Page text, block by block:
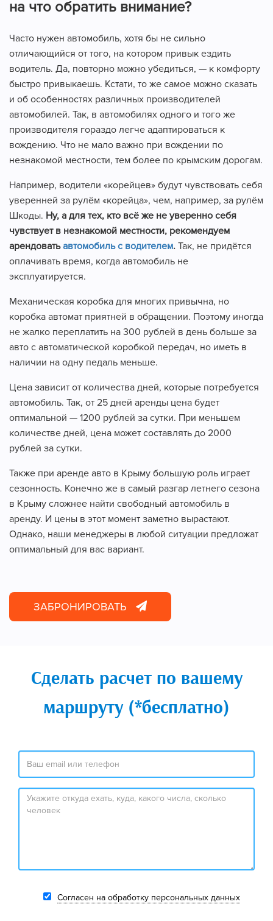
на что обратить внимание?
Часто нужен автомобиль, хотя бы не сильно
отличающийся от того, на котором привык ездить
водитель. Да, повторно можно убедиться, — к комфорту
быстро привыкаешь. Кстати, то же самое можно сказать
и об особенностях различных производителей
автомобилей. Так, в автомобилях одного и того же
производителя гораздо легче адаптироваться к
вождению. Что не мало важно при вождении по
незнакомой местности, тем более по крымским дорогам.
Например, водители «корейцев» будут чувствовать себя
уверенней за рулём «корейца», чем, например, за рулём
Шкоды. Ну, а для тех, кто всё же не уверенно себя
чувствует в незнакомой местности, рекомендуем
арендоватьавтомобиль с водителем. Так, не придётся
оплачивать время, когда автомобиль не
эксплуатируется.
Механическая коробка для многих привычна, но
коробка автомат приятней в обращении. Поэтому иногда
не жалко переплатить на 300 рублей в день больше за
авто с автоматической коробкой передач, но иметь в
наличии на одну педаль меньше.
Цена зависит от количества дней, которые потребуется
автомобиль. Так, от 25 дней аренды цена будет
оптимальной — 1200 рублей за сутки. При меньшем
количестве дней, цена может составлять до 2000
рублей за сутки.
Также при аренде авто в Крыму большую роль играет
сезонность. Конечно же в самый разгар летнего сезона
в Крыму сложнее найти свободный автомобиль в
аренду. И цены в этот момент заметно вырастают.
Однако, наши менеджеры в любой ситуации предложат
оптимальный для вас вариант.
ЗАБРОНИРОВАТЬ
Сделать расчет по вашему
маршруту (*бесплатно)
Согласен на обработку персональных данных